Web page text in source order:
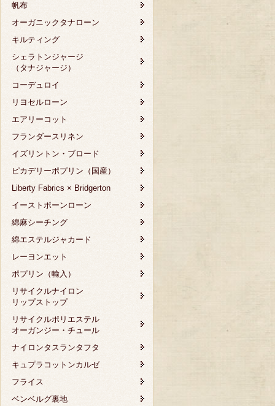
帆布
オーガニックタナローン
キルティング
シェラトンジャージ
（タナジャージ）
コーデュロイ
リヨセルローン
エアリーコット
フランダースリネン
イズリントン・ブロード
ピカデリーポプリン（国産）
Liberty Fabrics × Bridgerton
イーストボーンローン
綿麻シーチング
綿エステルジャカード
レーヨンエット
ポプリン（輸入）
リサイクルナイロン
リップストップ
リサイクルポリエステル
オーガンジー・チュール
ナイロンタスランタフタ
キュプラコットンカルゼ
フライス
ベンベルグ裏地